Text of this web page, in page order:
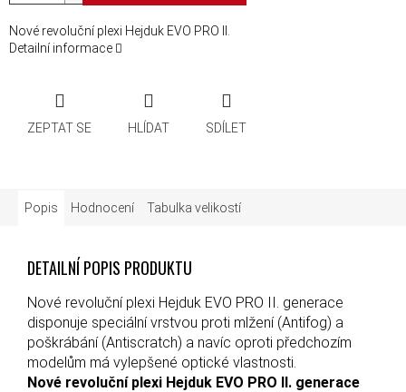
Nové revoluční plexi Hejduk EVO PRO II.
Detailní informace
ZEPTAT SE HLÍDAT SDÍLET
Popis Hodnocení Tabulka velikostí
DETAILNÍ POPIS PRODUKTU
Nové revoluční plexi Hejduk EVO PRO II. generace
disponuje speciální vrstvou proti mlžení (Antifog) a
poškrábání (Antiscratch) a navíc oproti předchozím
modelům má vylepšené optické vlastnosti.
Nové revoluční plexi Hejduk EVO PRO II. generace